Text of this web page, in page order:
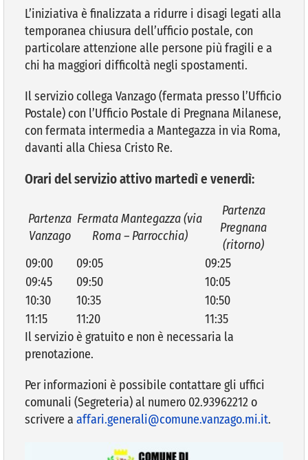
L’iniziativa è finalizzata a ridurre i disagi legati alla
temporanea chiusura dell’ufficio postale, con
particolare attenzione alle persone più fragili e a
chi ha maggiori difficoltà negli spostamenti.
Il servizio collega Vanzago (fermata presso l’Ufficio
Postale) con l’Ufficio Postale di Pregnana Milanese,
con fermata intermedia a Mantegazza in via Roma,
davanti alla Chiesa Cristo Re.
Orari del servizio attivo martedì e venerdì:
Partenza
Vanzago
Fermata Mantegazza (via
Roma – Parrocchia)
Partenza
Pregnana
(ritorno)
09:00
09:05
09:25
09:45
09:50
10:05
10:30
10:35
10:50
11:15
11:20
11:35
Il servizio è gratuito e non è necessaria la
prenotazione.
Per informazioni è possibile contattare gli uffici
comunali (Segreteria) al numero 02.93962212 o
scrivere a affari.generali@comune.vanzago.mi.it.